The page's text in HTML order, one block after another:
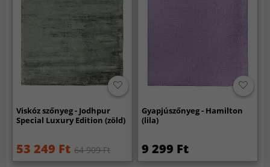
Viskóz szőnyeg - Jodhpur
Special Luxury Edition (zöld)
53 249 Ft 64 909 Ft
Gyapjúszőnyeg - Hamilton
(lila)
9 299 Ft